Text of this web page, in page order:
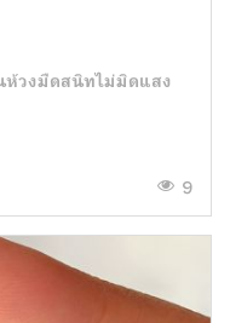
นห้วงมืดสนิทไม่มิดแสง
9